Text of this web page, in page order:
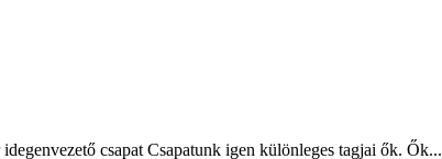
csapat Csapatunk igen különleges tagjai ők. Ők...